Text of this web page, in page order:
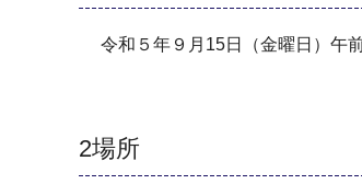
令和５年９月15日（金曜日）午
2場所